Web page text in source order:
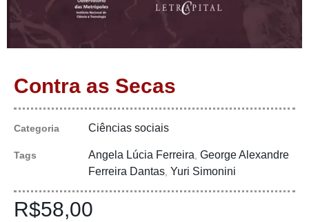
Contra as Secas
Categoria Ciências sociais
Tags Angela Lúcia Ferreira, George Alexandre
Ferreira Dantas, Yuri Simonini
R$58,00